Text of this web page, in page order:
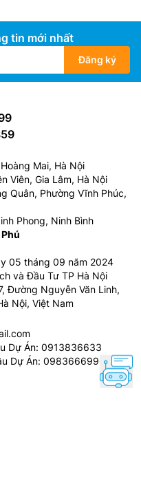
tin mới nhất
Đăng ký
Mai, Hà Nội
Viên, Gia Lâm, Hà Nội
Quân, Phường Vĩnh Phúc,
Phong, Ninh Bình
05 tháng 09 năm 2024
và Đầu Tư TP Hà Nội
Đường Nguyễn Văn Linh,
Nội, Việt Nam
Dự Án: 0913836633
Dự Án: 0983666996